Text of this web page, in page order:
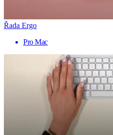
Řada Ergo
Pro Mac